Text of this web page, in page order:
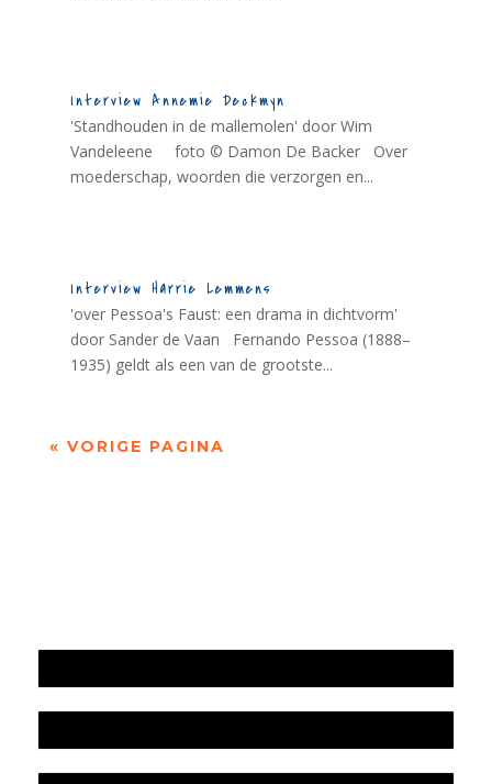
Interview Annemie Deckmyn
'Standhouden in de mallemolen' door Wim
Vandeleene foto © Damon De Backer Over
moederschap, woorden die verzorgen en...
Interview Harrie Lemmens
'over Pessoa's Faust: een drama in dichtvorm'
door Sander de Vaan Fernando Pessoa (1888–
1935) geldt als een van de grootste...
« VORIGE PAGINA